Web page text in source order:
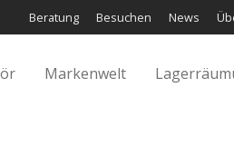
Beratung Besuchen News
Markenwelt